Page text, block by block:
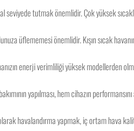
seviyede tutmak önemlidir. Çok yüksek
üflememesi önemlidir. Kışın sıcak
enerji verimliliği yüksek modellerden
yapılması, hem cihazın
havalandırma yapmak, iç ortam hava